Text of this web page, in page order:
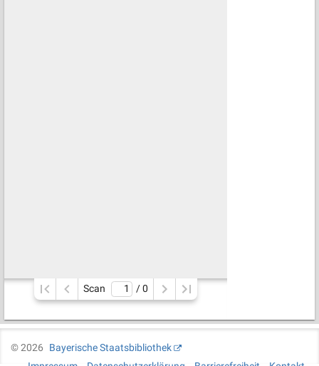
Scan / 0
©2026
Bayerische Staatsbibliothek